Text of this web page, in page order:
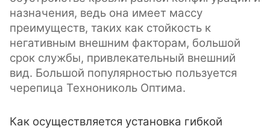
назначения, ведь она имеет массу
преимуществ, таких как стойкость к
негативным внешним факторам, большой
срок службы, привлекательный внешний
вид. Большой популярностью пользуется
черепица Технониколь Оптима.
Как осуществляется установка гибкой